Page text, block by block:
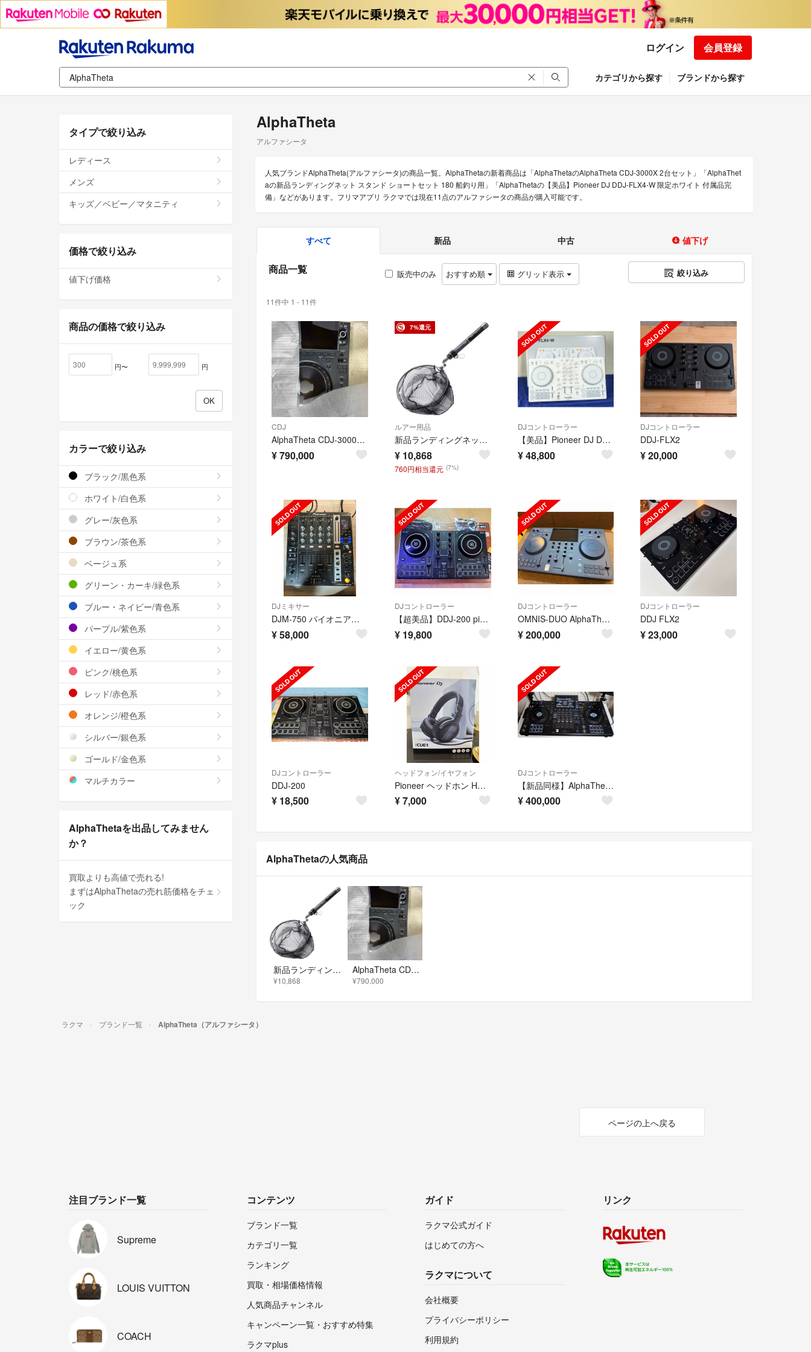
ログイン 会員登録
カテゴリから探す ブランドから探す
AlphaTheta
アルファシータ
人気ブランドAlphaTheta(アルファシータ)の商品一覧。AlphaThetaの新着商品は「AlphaThetaのAlphaTheta CDJ-3000X 2台セット」「AlphaThet
aの新品ランディングネット スタンド ショートセット 180 船釣り用」「AlphaThetaの【美品】Pioneer DJ DDJ-FLX4-W 限定ホワイト 付属品完
備」などがあります。フリマアプリ ラクマでは現在11点のアルファシータの商品が購入可能です。
すべて 新品 中古 値下げ
商品一覧 販売中のみ おすすめ順 グリッド表示 絞り込み
11件中 1 - 11件
CDJ
AlphaTheta CDJ-3000X 2台セット
¥790,000
7%還元
ルアー用品
新品ランディングネット スタンド ショートセット 180 船釣り用
¥ 10,868
760円相当還元 (7%)
DJコントローラー
【美品】Pioneer DJ DDJ-FLX4-W 限定ホワイト 付属品完備
¥48,800
DJコントローラー
DDJ-FLX2
¥20,000
DJミキサー
DJM-750 パイオニアディージェー Pioneer DJ
¥58,000
DJコントローラー
【超美品】DDJ-200 pioneer DJ
¥ 19,800
DJコントローラー
OMNIS-DUO AlphaTheta 室内数回のみ美品 DJコントローラ
¥200,000
DJコントローラー
DDJ FLX2
¥23,000
DJコントローラー
DDJ-200
¥ 18,500
ヘッドフォン/イヤフォン
Pioneer ヘッドホン HDJ-CUE1
¥7,000
DJコントローラー
【新品同様】AlphaTheta XDJ-AZ オールインワンDJシステム
¥400,000
AlphaThetaの人気商品
新品ランディングネット スタンド ショートセット 180 船釣り用
¥10,868
AlphaTheta CDJ-3000X 2台セット
¥790,000
タイプで絞り込み
レディース
メンズ
キッズ／ベビー／マタニティ
価格で絞り込み
値下げ価格
商品の価格で絞り込み
円〜 円
カラーで絞り込み
ブラック/黒色系
ホワイト/白色系
グレー/灰色系
ブラウン/茶色系
ベージュ系
グリーン・カーキ/緑色系
ブルー・ネイビー/青色系
パープル/紫色系
イエロー/黄色系
ピンク/桃色系
レッド/赤色系
オレンジ/橙色系
シルバー/銀色系
ゴールド/金色系
マルチカラー
AlphaThetaを出品してみません
か？
買取よりも高値で売れる!
まずはAlphaThetaの売れ筋価格をチェ
ック
ラクマ ブランド一覧 AlphaTheta（アルファシータ）
ページの上へ戻る
注目ブランド一覧
Supreme
LOUIS VUITTON
COACH
コンテンツ
ブランド一覧
カテゴリ一覧
ランキング
買取・相場価格情報
人気商品チャンネル
キャンペーン一覧・おすすめ特集
ラクマplus
ガイド
ラクマ公式ガイド
はじめての方へ
ラクマについて
会社概要
プライバシーポリシー
利用規約
リンク